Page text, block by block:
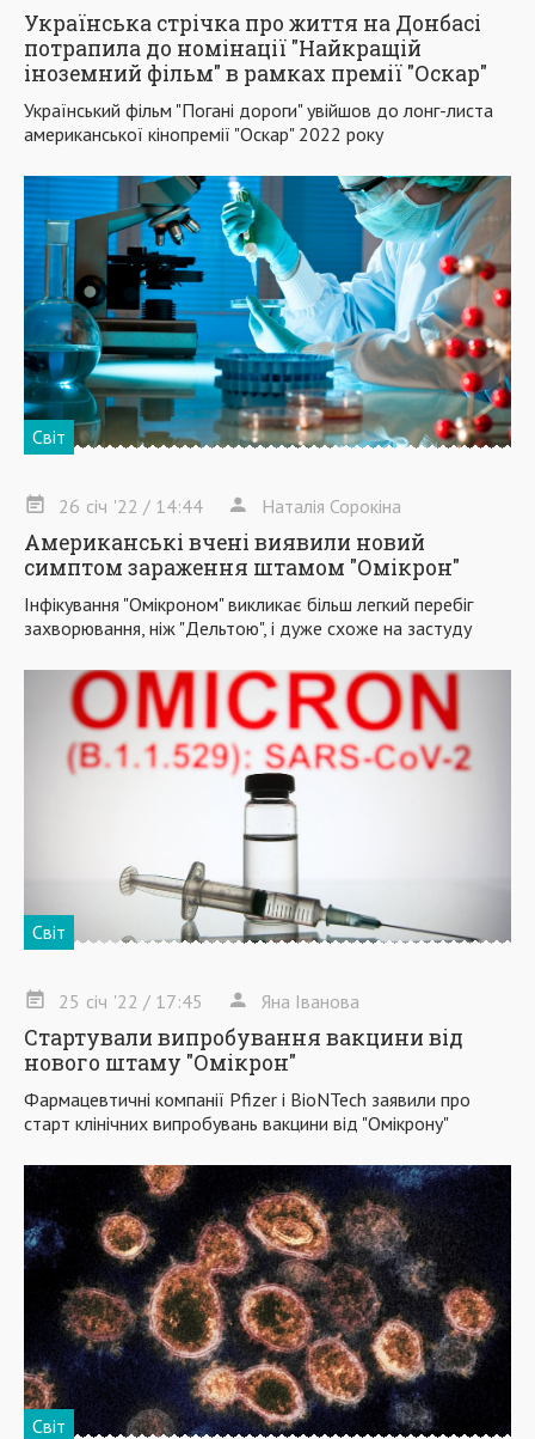
Українська стрічка про життя на Донбасі
потрапила до номінації "Найкращій
іноземний фільм" в рамках премії "Оскар"
Український фільм "Погані дороги" увійшов до лонг-листа
американської кінопремії "Оскар" 2022 року
Світ
26 січ '22 / 14:44 Наталія Сорокіна
Американські вчені виявили новий
симптом зараження штамом "Омікрон"
Інфікування "Омікроном" викликає більш легкий перебіг
захворювання, ніж "Дельтою", і дуже схоже на застуду
Світ
25 січ '22 / 17:45 Яна Іванова
Стартували випробування вакцини від
нового штаму "Омікрон"
Фармацевтичні компанії Pfizer і BioNTech заявили про
старт клінічних випробувань вакцини від "Омікрону"
Світ